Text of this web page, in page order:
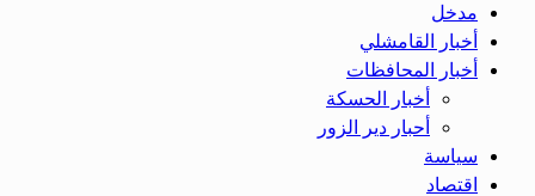
مدخل
أخبار القامشلي
أخبار المحافظات
أخبار الحسكة
أحبار دير الزور
سياسة
اقتصاد